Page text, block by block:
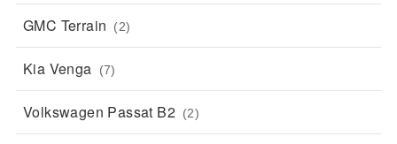
GMC Terrain (2)
Kia Venga (7)
Volkswagen Passat B2 (2)